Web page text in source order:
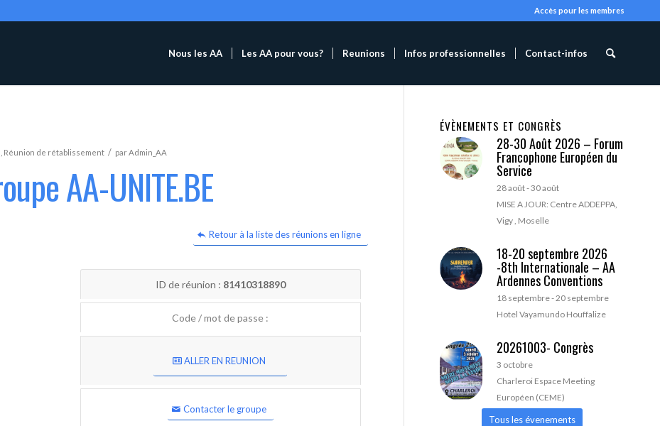
Accès pour les membres
Nous les AA Les AA pour vous? Reunions Infos professionnelles Contact-infos
Réunion de rétablissement / parAdmin_AA
AA-UNITE.BE
Retour à la liste des réunions en ligne
ID de réunion : 81410318890
Code / mot de passe :
ALLER EN REUNION
Contacter le groupe
ÉVÈNEMENTS ET CONGRÈS
28-30 Août 2026 – Forum
Francophone Européen du
Service
28 août-30 août
MISE A JOUR: Centre ADDEPPA,
Vigy , Moselle
18-20 septembre 2026
-8th Internationale – AA
Ardennes Conventions
18 septembre-20 septembre
Hotel Vayamundo Houffalize
20261003- Congrès
3 octobre
Charleroi Espace Meeting
Européen (CEME)
Tous les évenements